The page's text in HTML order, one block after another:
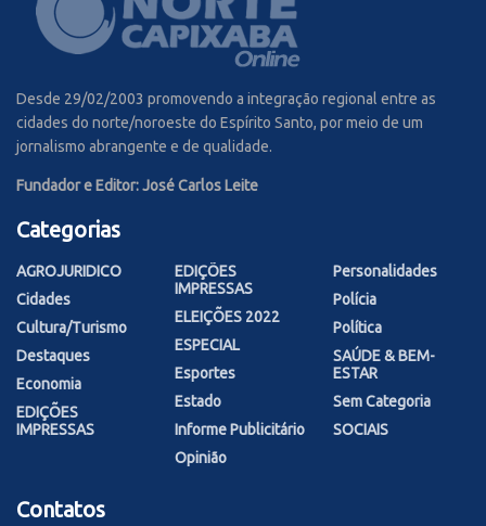
Desde 29/02/2003 promovendo a integração regional entre as
cidades do norte/noroeste do Espírito Santo, por meio de um
jornalismo abrangente e de qualidade.
Fundador e Editor: José Carlos Leite
Categorias
AGROJURIDICO
Cidades
Cultura/Turismo
Destaques
Economia
EDIÇÕES
IMPRESSAS
EDIÇÕES
IMPRESSAS
ELEIÇÕES 2022
ESPECIAL
Esportes
Estado
Informe Publicitário
Opinião
Personalidades
Polícia
Política
SAÚDE & BEM-
ESTAR
Sem Categoria
SOCIAIS
Contatos